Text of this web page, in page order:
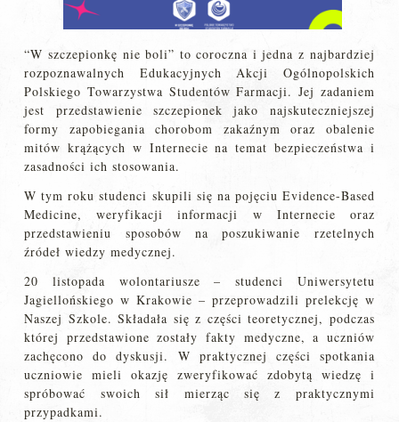
“W szczepionkę nie boli” to coroczna i jedna z najbardziej
rozpoznawalnych Edukacyjnych Akcji Ogólnopolskich
Polskiego Towarzystwa Studentów Farmacji. Jej zadaniem
jest przedstawienie szczepionek jako najskuteczniejszej
formy zapobiegania chorobom zakaźnym oraz obalenie
mitów krążących w Internecie na temat bezpieczeństwa i
zasadności ich stosowania.
W tym roku studenci skupili się na pojęciu Evidence-Based
Medicine, weryfikacji informacji w Internecie oraz
przedstawieniu sposobów na poszukiwanie rzetelnych
źródeł wiedzy medycznej.
20 listopada wolontariusze – studenci Uniwersytetu
Jagiellońskiego w Krakowie – przeprowadzili prelekcję w
Naszej Szkole. Składała się z części teoretycznej, podczas
której przedstawione zostały fakty medyczne, a uczniów
zachęcono do dyskusji. W praktycznej części spotkania
uczniowie mieli okazję zweryfikować zdobytą wiedzę i
spróbować swoich sił mierząc się z praktycznymi
przypadkami.